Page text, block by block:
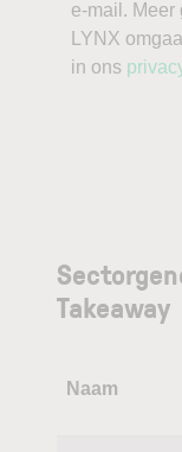
e-mail. Meer
LYNX
in ons
Takeaway
Naam